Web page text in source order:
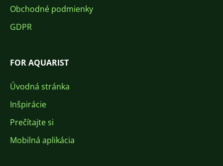
Obchodné podmienky
GDPR
FOR AQUARIST
Úvodná stránka
Inšpirácie
Prečítajte si
Mobilná aplikácia